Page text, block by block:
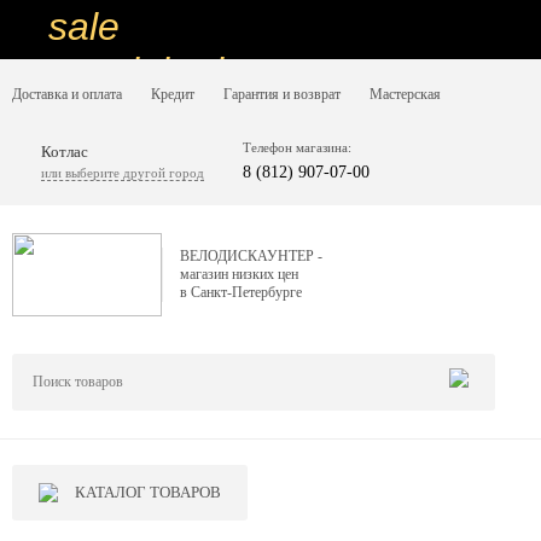
sale
special price
ну очень
вот дешево
sale
sale
Доставка и оплата Кредит Гарантия и возврат Мастерская
Котлас
или выберите другой город
Телефон магазина:
8 (812) 907-07-00
ВЕЛОДИСКАУНТЕР -
магазин низких цен
в Санкт-Петербурге
КАТАЛОГ ТОВАРОВ